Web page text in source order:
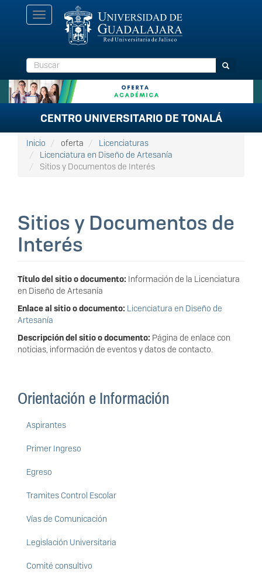
Toggle
navigation
Buscar Buscar
CENTRO UNIVERSITARIO DE TONALÁ
Inicio oferta
Licenciaturas
Licenciatura en Diseño de Artesanía
Sitios y Documentos de Interés
Sitios y Documentos de
Interés
Título del sitio o documento: Información de la Licenciatura
en Diseño de Artesanía
Enlace al sitio o documento: Licenciatura en Diseño de
Artesanía
Descripción del sitio o documento: Página de enlace con
noticias, información de eventos y datos de contacto.
Orientación e Información
Aspirantes
Primer Ingreso
Egreso
Tramites Control Escolar
Vías de Comunicación
Legislación Universitaria
Comité consultivo